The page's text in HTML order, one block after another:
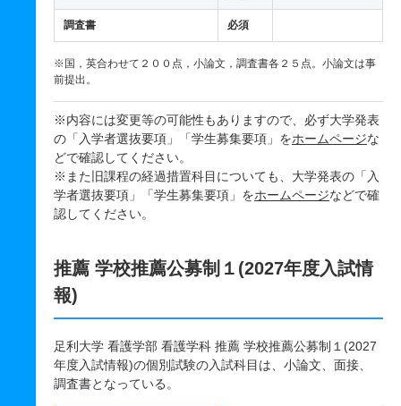
調査書 必須
※国，英合わせて２００点，小論文，調査書各２５点。小論文は事
前提出。
※内容には変更等の可能性もありますので、必ず大学発表
の「入学者選抜要項」「学生募集要項」をホームページな
どで確認してください。
※また旧課程の経過措置科目についても、大学発表の「入
学者選抜要項」「学生募集要項」をホームページなどで確
認してください。
推薦 学校推薦公募制１(2027年度入試情
報)
足利大学 看護学部 看護学科 推薦 学校推薦公募制１(2027
年度入試情報)の個別試験の入試科目は、小論文、面接、
調査書となっている。